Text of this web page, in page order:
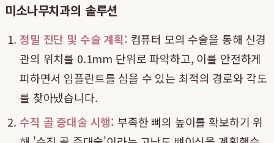
미소나무치과의 솔루션
정밀 진단 및 수술 계획: 컴퓨터 모의 수술을 통해 신경
관의 위치를 0.1mm 단위로 파악하고, 이를 안전하게
피하면서 임플란트를 심을 수 있는 최적의 경로와 각도
를 찾아냈습니다.
수직 골 증대술 시행: 부족한 뼈의 높이를 확보하기 위